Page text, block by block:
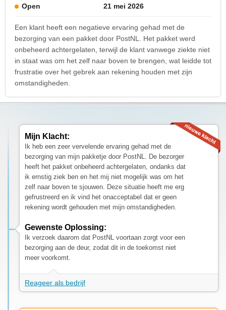
Open 21 mei 2026
Een klant heeft een negatieve ervaring gehad met de
bezorging van een pakket door PostNL. Het pakket werd
onbeheerd achtergelaten, terwijl de klant vanwege ziekte niet
in staat was om het zelf naar boven te brengen, wat leidde tot
frustratie over het gebrek aan rekening houden met zijn
omstandigheden.
Mijn Klacht:
Ik heb een zeer vervelende ervaring gehad met de
bezorging van mijn pakketje door PostNL. De bezorger
heeft het pakket onbeheerd achtergelaten, ondanks dat
ik ernstig ziek ben en het mij niet mogelijk was om het
zelf naar boven te sjouwen. Deze situatie heeft me erg
gefrustreerd en ik vind het onacceptabel dat er geen
rekening wordt gehouden met mijn omstandigheden.
Gewenste Oplossing:
Ik verzoek daarom dat PostNL voortaan zorgt voor een
bezorging aan de deur, zodat dit in de toekomst niet
meer voorkomt.
Reageer als bedrijf